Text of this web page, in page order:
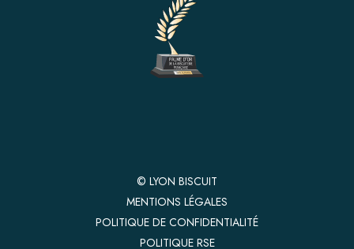
© LYON BISCUIT
MENTIONS LÉGALES
POLITIQUE DE CONFIDENTIALITÉ
POLITIQUE RSE